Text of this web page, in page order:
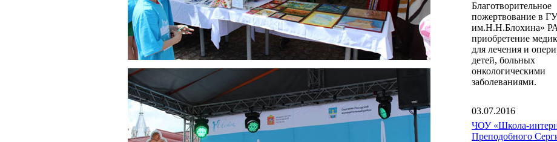
Благотворительное
пожертвование в
им.Н.Н.Блохина»
приобретение
для лечения и
детей, больных
онкологическими
заболеваниями.
03.07.2016
ЧОУ «Школа-
Преподобного